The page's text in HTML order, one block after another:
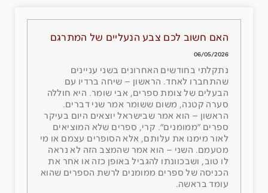
האם חשוב לכם צבע הנעליים של המתרגם
06/05/2026
נתקלתי בחודשים האחרונים בשני עניינים
שהתחברו לאחד. הראשון – שיחה ברדיו עם
הבעלים של צומת ספרים, אבי שומר. היא חוללה
סערה קטנה, משום ששומר אמר שני דברים.
הראשון – הוא אמר שבישראל יוצאים היום בעיקר
ספרים ״ממומנים״. קרי, ספרים שלא המוציאים
לאור מימנו את עלותם, אלא הסופרים עצמם או מי
מטעמם. השני – הוא אמר שהמצב הזה לא נראה
לו טוב, ושבכוונתו להגביל באופן כזה או אחר את
הכניסה של ספרים ממומנים לרשת הספרים שהוא
עומד בראשה.